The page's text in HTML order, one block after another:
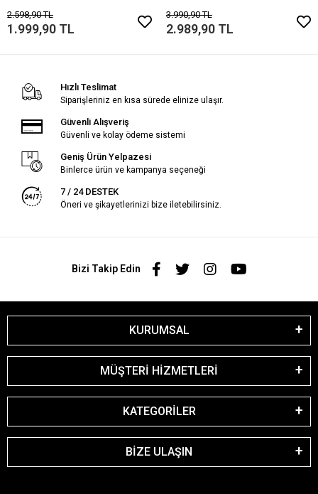
2.598,90 TL
1.999,90 TL
3.990,90 TL
2.989,90 TL
Hızlı Teslimat
Siparişleriniz en kısa sürede elinize ulaşır.
Güvenli Alışveriş
Güvenli ve kolay ödeme sistemi
Geniş Ürün Yelpazesi
Binlerce ürün ve kampanya seçeneği
7 / 24 DESTEK
Öneri ve şikayetlerinizi bize iletebilirsiniz.
Bizi Takip Edin
KURUMSAL
MÜŞTERİ HİZMETLERİ
KATEGORİLER
BİZE ULAŞIN